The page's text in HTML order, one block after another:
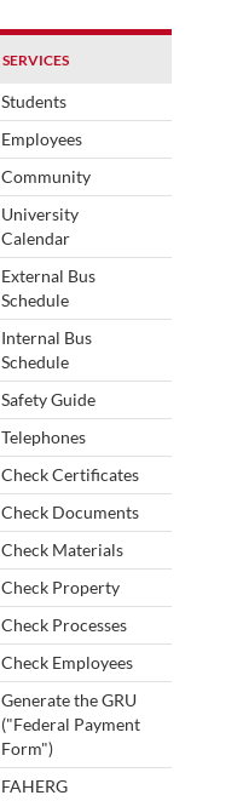
SERVICES
Students
Employees
Community
University
Calendar
External Bus
Schedule
Internal Bus
Schedule
Safety Guide
Telephones
Check Certificates
Check Documents
Check Materials
Check Property
Check Processes
Check Employees
Generate the GRU
("Federal Payment
Form")
FAHERG